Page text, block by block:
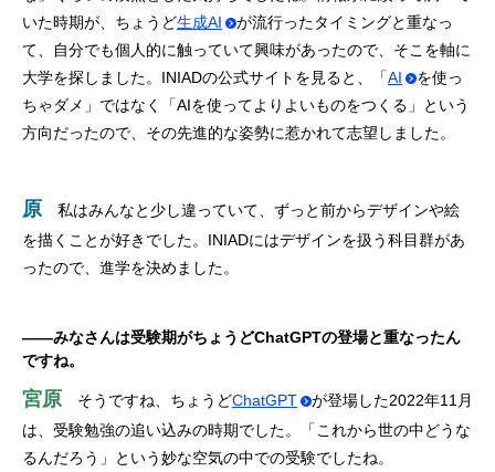
いた時期が、ちょうど生成AI
が流行ったタイミングと重なっ
て、自分でも個人的に触っていて興味があったので、そこを軸に
大学を探しました。INIADの公式サイトを見ると、「AI
を使っ
ちゃダメ」ではなく「AIを使ってよりよいものをつくる」という
方向だったので、その先進的な姿勢に惹かれて志望しました。
原 私はみんなと少し違っていて、ずっと前からデザインや絵
を描くことが好きでした。INIADにはデザインを扱う科目群があ
ったので、進学を決めました。
——みなさんは受験期がちょうどChatGPTの登場と重なったん
ですね。
宮原 そうですね、ちょうどChatGPT
が登場した2022年11月
は、受験勉強の追い込みの時期でした。「これから世の中どうな
るんだろう」という妙な空気の中での受験でしたね。